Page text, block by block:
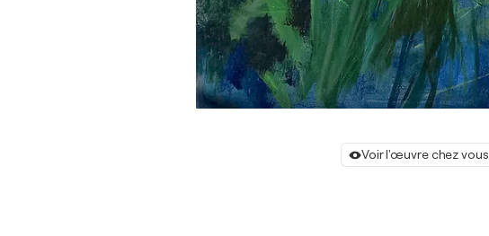
Voir l'œuvre chez vous